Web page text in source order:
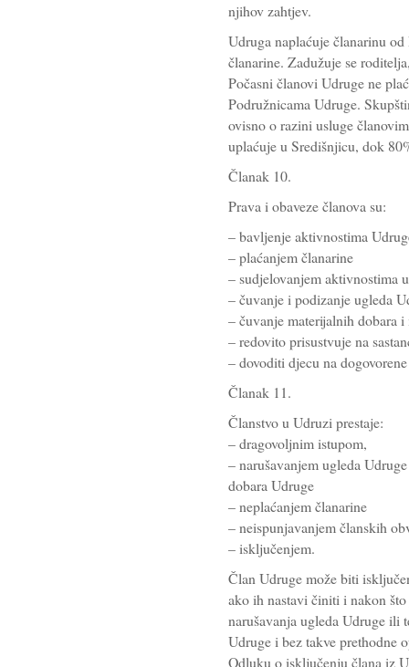
njihov zahtjev.
Udruga naplaćuje članarinu
članarine. Zadužuje se
Počasni članovi Udruge ne
Podružnicama Udruge.
ovisno o razini usluge
uplaćuje u Središnjicu, dok
Članak 10.
Prava i obaveze članova su:
– bavljenje aktivnostima
– plaćanjem članarine
– sudjelovanjem aktivnostima
– čuvanje i podizanje ugleda
– čuvanje materijalnih dobara
– redovito prisustvuje na
– dovoditi djecu na
Članak 11.
Članstvo u Udruzi prestaje:
– dragovoljnim istupom,
– narušavanjem ugleda
dobara Udruge
– neplaćanjem članarine
– neispunjavanjem članskih
– isključenjem.
Član Udruge može biti
ako ih nastavi činiti i nakon
narušavanja ugleda Udruge ili
Udruge i bez takve prethodne
Odluku o isključenju člana iz